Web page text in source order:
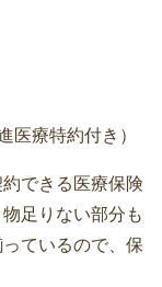
医療特約付き）
できる医療保険
足りない部分も
ているので、保